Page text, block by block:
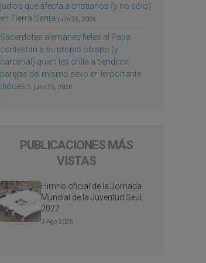
judíos que afecta a cristianos (y no sólo)
en Tierra Santa julio 25, 2026
Sacerdotes alemanes fieles al Papa
contestan a su propio obispo (y
cardenal) quien les orilla a bendecir
parejas del mismo sexo en importante
diócesis julio 25, 2026
PUBLICACIONES MÁS
VISTAS
Himno oficial de la Jornada
Mundial de la Juventud Seúl
2027
3 Ago 2026